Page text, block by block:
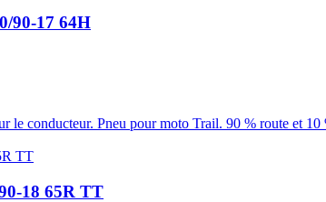
90-17 64H
le conducteur. Pneu pour moto Trail. 90 % route et 10
18 65R TT